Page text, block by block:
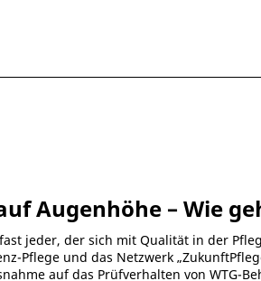
Augenhöhe – Wie
jeder, der sich mit Qualität in der
Pflege und das Netzwerk
auf das Prüfverhalten von WTG-